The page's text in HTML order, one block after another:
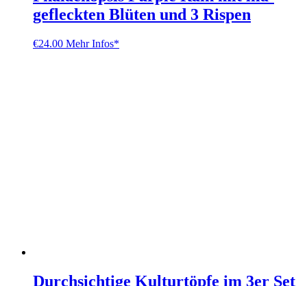
gefleckten Blüten und 3 Rispen
€24.00 Mehr Infos*
Durchsichtige Kulturtöpfe im 3er Set